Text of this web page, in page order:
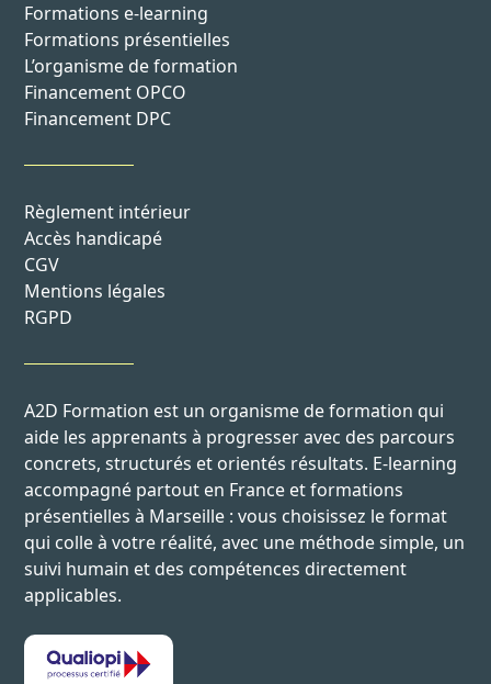
Formations e-learning
Formations présentielles
L’organisme de formation
Financement OPCO
Financement DPC
Règlement intérieur
Accès handicapé
CGV
Mentions légales
RGPD
A2D Formation est un organisme de formation qui
aide les apprenants à progresser avec des parcours
concrets, structurés et orientés résultats. E-learning
accompagné partout en France et formations
présentielles à Marseille : vous choisissez le format
qui colle à votre réalité, avec une méthode simple, un
suivi humain et des compétences directement
applicables.